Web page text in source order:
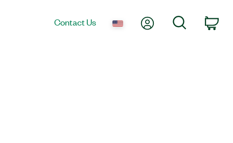
Contact Us My AccountSearch